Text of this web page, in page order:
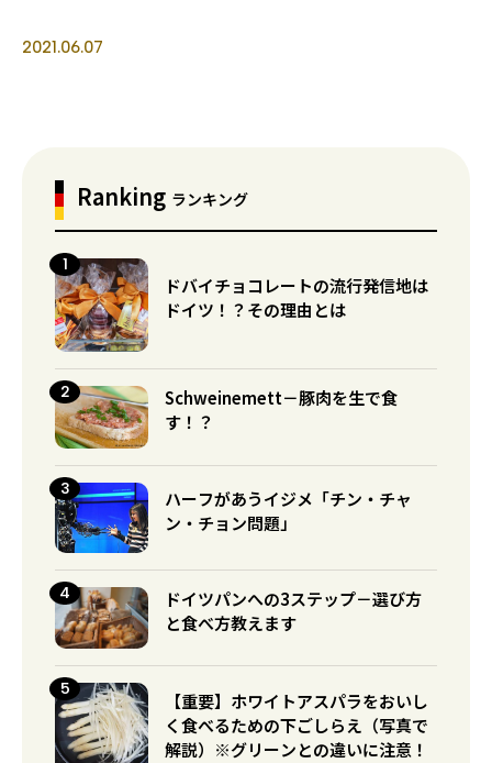
2021.06.07
Ranking ランキング
ドバイチョコレートの流行発信地は
ドイツ！？その理由とは
Schweinemett－豚肉を生で食
す！？
ハーフがあうイジメ「チン・チャ
ン・チョン問題」
ドイツパンへの3ステップ－選び方
と食べ方教えます
【重要】ホワイトアスパラをおいし
く食べるための下ごしらえ（写真で
解説）※グリーンとの違いに注意！